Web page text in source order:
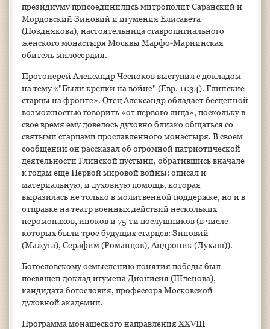
президиуму присоединились митрополит Саранский и
Мордовский Зиновий и игумения Елисавета
(Позднякова), настоятельница ставропигиального
женского монастыря Москвы Марфо-Мариинская
обитель милосердия.
Протоиерей Александр Чесноков выступил с докладом
на тему «"Были крепки на войне" (Евр. 11:34). Глинские
старцы на фронте». Отец Александр обладает бесценной
возможностью говорить «от первого лица», поскольку в
свое время ему довелось духовно близко общаться со
святыми старцами прославленного монастыря. В своем
сообщении он рассказал об огромной патриотической
деятельности Глинской пустыни, обратившись вначале
к годам еще Первой мировой войны: описал и
материальную, и духовную помощь, которая
выразилась не только в молитвенной поддержке, но и в
отправке на театр военных действий нескольких
иеромонахов, иноков и 75-ти послушников (в числе
которых были трое будущих старцев: Зиновий
(Мажуга), Серафим (Романцов), Андроник (Лукаш)).
Богословскому осмыслению понятия победы был
посвящен доклад игумена Дионисия (Шленова),
кандидата богословия, профессора Московской
духовной академии.
Программа монашеского направления XXVIII